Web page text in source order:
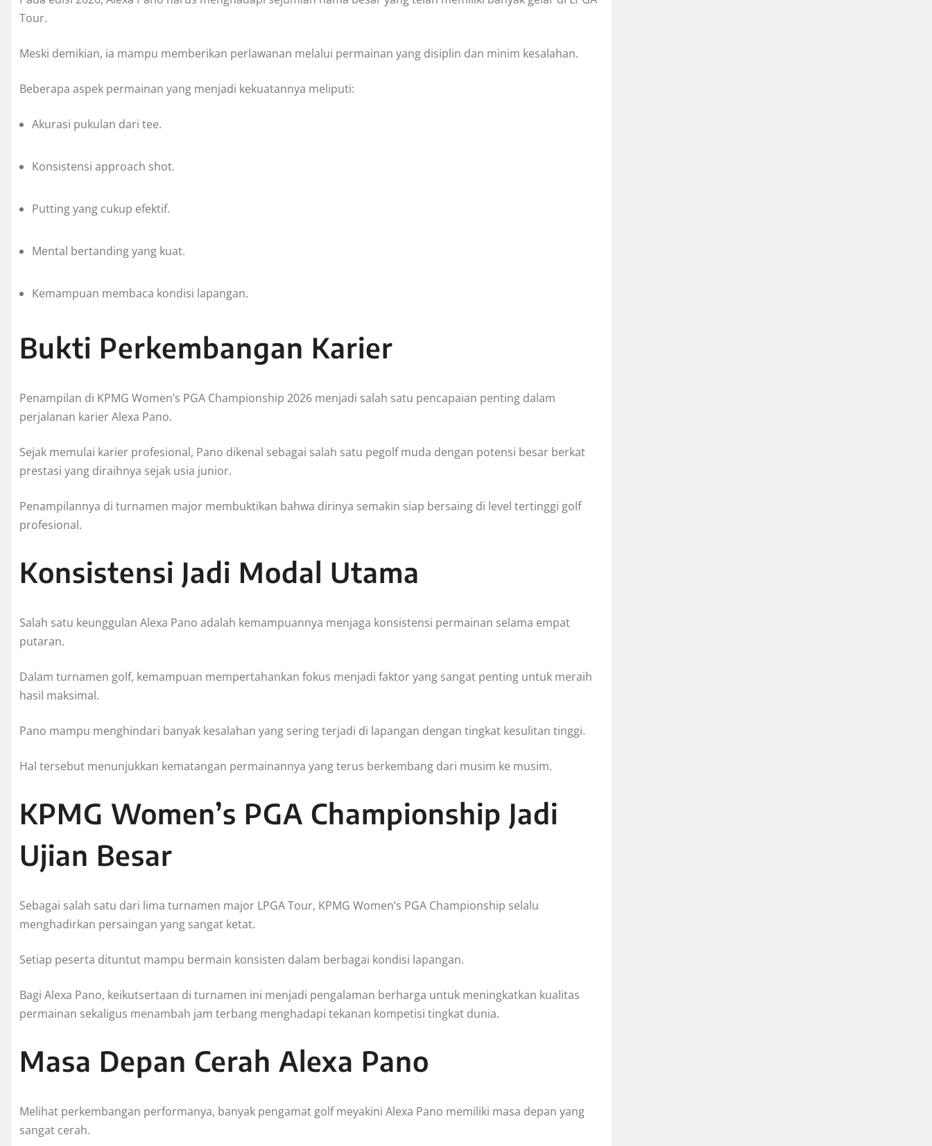
Tour.
Meski demikian, ia mampu memberikan perlawanan melalui permainan yang disiplin dan minim kesalahan.
Beberapa aspek permainan yang menjadi kekuatannya meliputi:
Akurasi pukulan dari tee.
Konsistensi approach shot.
Putting yang cukup efektif.
Mental bertanding yang kuat.
Kemampuan membaca kondisi lapangan.
Bukti Perkembangan Karier
Penampilan di KPMG Women’s PGA Championship 2026 menjadi salah satu pencapaian penting dalam
perjalanan karier Alexa Pano.
Sejak memulai karier profesional, Pano dikenal sebagai salah satu pegolf muda dengan potensi besar berkat
prestasi yang diraihnya sejak usia junior.
Penampilannya di turnamen major membuktikan bahwa dirinya semakin siap bersaing di level tertinggi golf
profesional.
Konsistensi Jadi Modal Utama
Salah satu keunggulan Alexa Pano adalah kemampuannya menjaga konsistensi permainan selama empat
putaran.
Dalam turnamen golf, kemampuan mempertahankan fokus menjadi faktor yang sangat penting untuk meraih
hasil maksimal.
Pano mampu menghindari banyak kesalahan yang sering terjadi di lapangan dengan tingkat kesulitan tinggi.
Hal tersebut menunjukkan kematangan permainannya yang terus berkembang dari musim ke musim.
KPMG Women’s PGA Championship Jadi
Ujian Besar
Sebagai salah satu dari lima turnamen major LPGA Tour, KPMG Women’s PGA Championship selalu
menghadirkan persaingan yang sangat ketat.
Setiap peserta dituntut mampu bermain konsisten dalam berbagai kondisi lapangan.
Bagi Alexa Pano, keikutsertaan di turnamen ini menjadi pengalaman berharga untuk meningkatkan kualitas
permainan sekaligus menambah jam terbang menghadapi tekanan kompetisi tingkat dunia.
Masa Depan Cerah Alexa Pano
Melihat perkembangan performanya, banyak pengamat golf meyakini Alexa Pano memiliki masa depan yang
sangat cerah.